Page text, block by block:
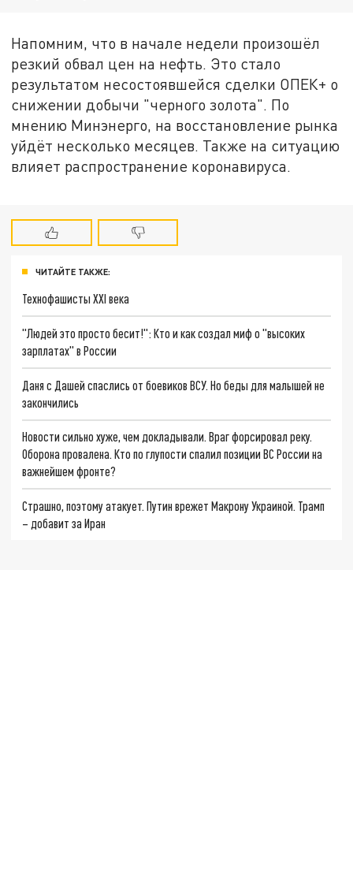
Напомним, что в начале недели произошёл
резкий обвал цен на нефть. Это стало
результатом несостоявшейся сделки ОПЕК+ о
снижении добычи "черного золота". По
мнению Минэнерго, на восстановление рынка
уйдёт несколько месяцев. Также на ситуацию
влияет распространение коронавируса.
ЧИТАЙТЕ ТАКЖЕ:
Технофашисты XXI века
"Людей это просто бесит!": Кто и как создал миф о "высоких
зарплатах" в России
Даня с Дашей спаслись от боевиков ВСУ. Но беды для малышей не
закончились
Новости сильно хуже, чем докладывали. Враг форсировал реку.
Оборона провалена. Кто по глупости спалил позиции ВС России на
важнейшем фронте?
Страшно, поэтому атакует. Путин врежет Макрону Украиной. Трамп
– добавит за Иран